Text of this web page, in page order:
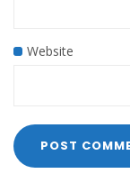
Website